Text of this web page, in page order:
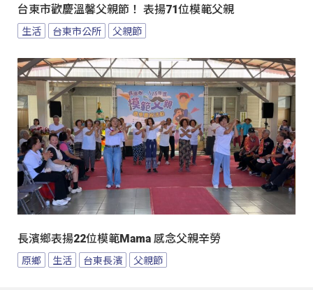
台東市歡慶溫馨父親節！ 表揚71位模範父親
生活 台東市公所 父親節
長濱鄉表揚22位模範Mama 感念父親辛勞
原鄉 生活 台東長濱 父親節